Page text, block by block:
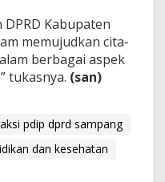
DPRD Kabupaten
memujudkan cita-
berbagai aspek
tukasnya. (san)
pdip dprd sampang
dan kesehatan